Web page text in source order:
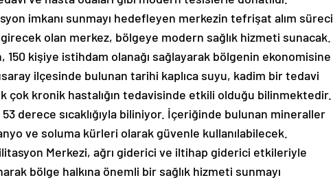
imkanı sunmayı hedefleyen merkezin tefrişat alım süreci
olan merkez, bölgeye modern sağlık hizmeti sunacak.
150 kişiye istihdam olanağı sağlayarak bölgenin ekonomisine
ilçesinde bulunan tarihi kaplıca suyu, kadim bir tedavi
çok kronik hastalığın tedavisinde etkili olduğu bilinmektedir.
derece sıcaklığıyla biliniyor. İçeriğinde bulunan mineraller
ve soluma kürleri olarak güvenle kullanılabilecek.
Merkezi, ağrı giderici ve iltihap giderici etkileriyle
bölge halkına önemli bir sağlık hizmeti sunmayı